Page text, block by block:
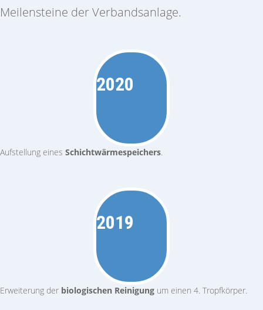
Meilensteine der Verbandsanlage.
2020
Aufstellung eines Schichtwärme­speichers.
2019
Erweiterung der biologischen Reinigung um einen 4. Tropfkörper.